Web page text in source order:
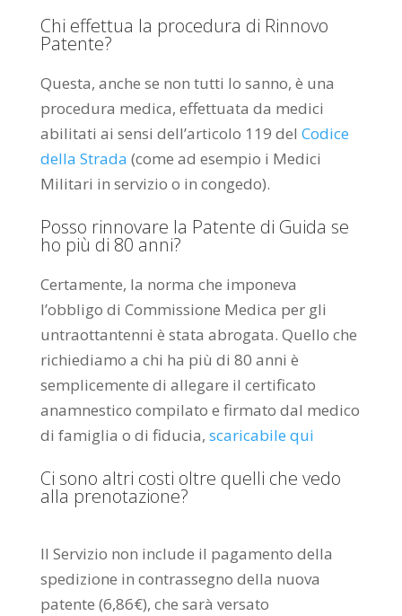
Chi effettua la procedura di Rinnovo
Patente?
Questa, anche se non tutti lo sanno, è una
procedura medica, effettuata da medici
abilitati ai sensi dell’articolo 119 del Codice
della Strada (come ad esempio i Medici
Militari in servizio o in congedo).
Posso rinnovare la Patente di Guida se
ho più di 80 anni?
Certamente, la norma che imponeva
l’obbligo di Commissione Medica per gli
untraottantenni è stata abrogata. Quello che
richiediamo a chi ha più di 80 anni è
semplicemente di allegare il certificato
anamnestico compilato e firmato dal medico
di famiglia o di fiducia, scaricabile qui
Ci sono altri costi oltre quelli che vedo
alla prenotazione?
Il Servizio non include il pagamento della
spedizione in contrassegno della nuova
patente (6,86€), che sarà versato